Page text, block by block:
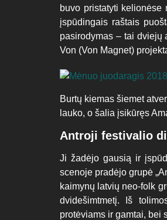
buvo pristatyti
įspūdingais raštais
pasirodymas – tai dviejų
Von (Von Magnet)
Burtų kiemas šiemet
lauko, o šalia įsikūręs
Antroji festivalio
Ji žadėjo gausią ir
scenoje pradėjo grupė
kaimynų latvių neo-folk
dvidešimtmetį. Iš
protėviams ir gamtai, bei